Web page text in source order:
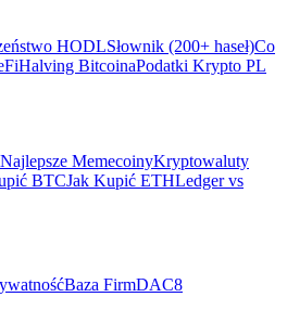
HODLSłownik (200+ haseł)Co
Halving BitcoinaPodatki Krypto PL
Najlepsze MemecoinyKryptowaluty
BTCJak Kupić ETHLedger vs
Baza FirmDAC8